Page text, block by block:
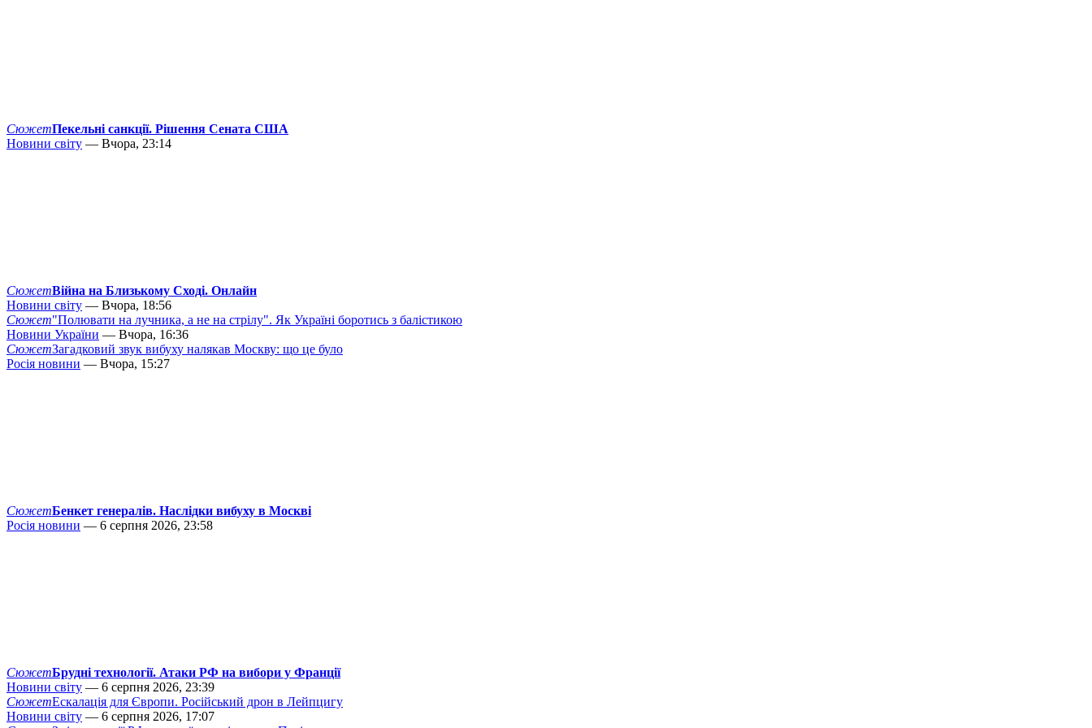
СюжетПекельні санкції. Рішення Сената США
Новини світу — Вчора, 23:14
СюжетВійна на Близькому Сході. Онлайн
Новини світу — Вчора, 18:56
Сюжет"Полювати на лучника, а не на стрілу". Як Україні боротись з балістикою
Новини України — Вчора, 16:36
СюжетЗагадковий звук вибуху налякав Москву: що це було
Росія новини — Вчора, 15:27
СюжетБенкет генералів. Наслідки вибуху в Москві
Росія новини — 6 серпня 2026, 23:58
СюжетБрудні технології. Атаки РФ на вибори у Франції
Новини світу — 6 серпня 2026, 23:39
СюжетЕскалація для Європи. Російський дрон в Лейпцигу
Новини світу — 6 серпня 2026, 17:07